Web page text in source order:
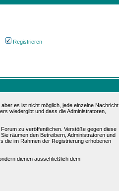
Registrieren
es ist nicht möglich, jede einzelne Nachricht
wiedergibt und dass die Administratoren,
zu veröffentlichen. Verstöße gegen diese
räumen den Betreibern, Administratoren und
die im Rahmen der Registrierung erhobenen
dienen ausschließlich dem